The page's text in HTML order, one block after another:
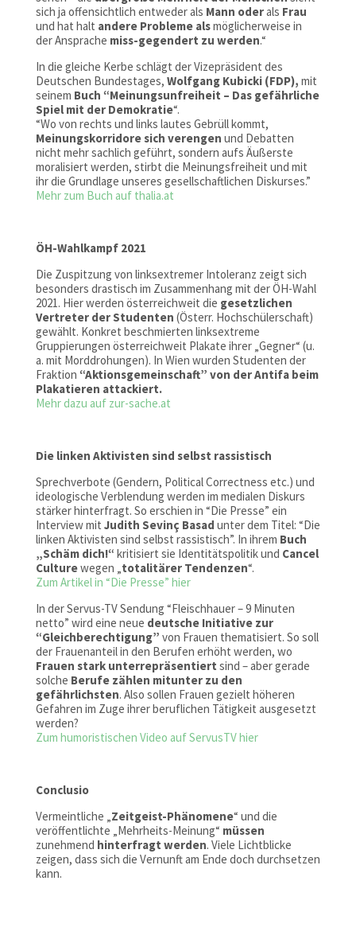
sich ja offensichtlich entweder als Mann oderals Frau
und hat halt andere Probleme alsmöglicherweise in
der Ansprache miss-gegendert zu werden.“
In die gleiche Kerbe schlägt der Vizepräsident des
Deutschen Bundestages, Wolfgang Kubicki (FDP), mit
seinem Buch “Meinungsunfreiheit – Das gefährliche
Spiel mit der Demokratie“.
“Wo von rechts und links lautes Gebrüll kommt,
Meinungskorridore sich verengen und Debatten
nicht mehr sachlich geführt, sondern aufs Äußerste
moralisiert werden, stirbt die Meinungsfreiheit und mit
ihr die Grundlage unseres gesellschaftlichen Diskurses.”
Mehr zum Buch auf thalia.at
ÖH-Wahlkampf 2021
Die Zuspitzung von linksextremer Intoleranz zeigt sich
besonders drastisch im Zusammenhang mit der ÖH-Wahl
2021. Hier werden österreichweit die gesetzlichen
Vertreter der Studenten (Österr. Hochschülerschaft)
gewählt. Konkret beschmierten linksextreme
Gruppierungen österreichweit Plakate ihrer „Gegner“ (u.
a. mit Morddrohungen). In Wien wurden Studenten der
Fraktion “Aktionsgemeinschaft” von der Antifa beim
Plakatieren attackiert.
Mehr dazu auf zur-sache.at
Die linken Aktivisten sind selbst rassistisch
Sprechverbote (Gendern, Political Correctness etc.) und
ideologische Verblendung werden im medialen Diskurs
stärker hinterfragt. So erschien in “Die Presse” ein
Interview mit Judith Sevinç Basad unter dem Titel: “Die
linken Aktivisten sind selbst rassistisch”. In ihrem Buch
„Schäm dich!“ kritisiert sie Identitätspolitik und Cancel
Culturewegen „ totalitärer Tendenzen“.
Zum Artikel in “Die Presse” hier
In der Servus-TV Sendung “Fleischhauer – 9 Minuten
netto” wird eine neue deutsche Initiative zur
“Gleichberechtigung” von Frauen thematisiert. So soll
der Frauenanteil in den Berufen erhöht werden, wo
Frauen stark unterrepräsentiert sind – aber gerade
solche Berufe zählen mitunter zu den
gefährlichsten. Also sollen Frauen gezielt höheren
Gefahren im Zuge ihrer beruflichen Tätigkeit ausgesetzt
werden?
Zum humoristischen Video auf ServusTV hier
Conclusio
Vermeintliche „ Zeitgeist-Phänomene“ und die
veröffentlichte „Mehrheits-Meinung“ müssen
zunehmend hinterfragt werden. Viele Lichtblicke
zeigen, dass sich die Vernunft am Ende doch durchsetzen
kann.